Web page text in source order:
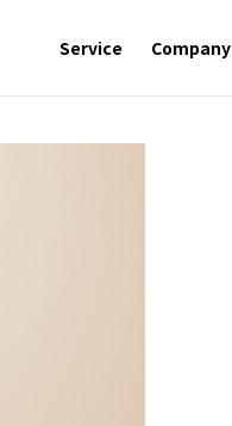
Service Company